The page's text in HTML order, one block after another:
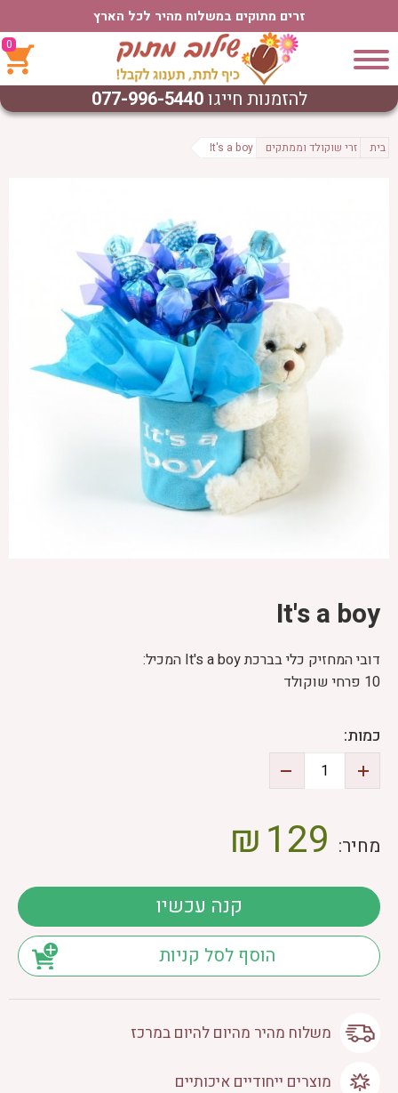
זרים מתוקים במשלוח מהיר לכל הארץ
0
להזמנות חייגו077-996-5440
בית זרי שוקולד וממתקים It's a boy
It's a boy
דובי המחזיק כלי בברכת It's a boy המכיל:
10 פרחי שוקולד
כמות:
מחיר: 129
₪
קנה עכשיו
הוסף לסל קניות
משלוח מהיר מהיום להיום במרכז
מוצרים ייחודיים איכותיים